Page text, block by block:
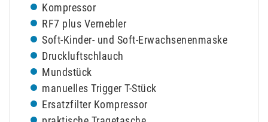
Kompressor
RF7 plus Vernebler
Soft-Kinder- und Soft-Erwachsenenmaske
Druckluftschlauch
Mundstück
manuelles Trigger T-Stück
Ersatzfilter Kompressor